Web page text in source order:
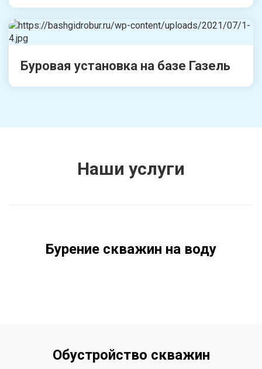
Буровая установка на базе Газель
Наши услуги
Бурение скважин на воду
Обустройство скважин